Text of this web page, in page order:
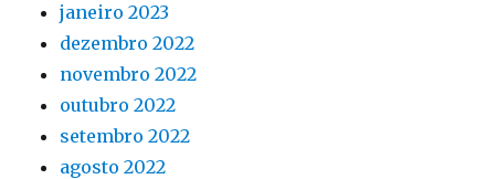
janeiro 2023
dezembro 2022
novembro 2022
outubro 2022
setembro 2022
agosto 2022